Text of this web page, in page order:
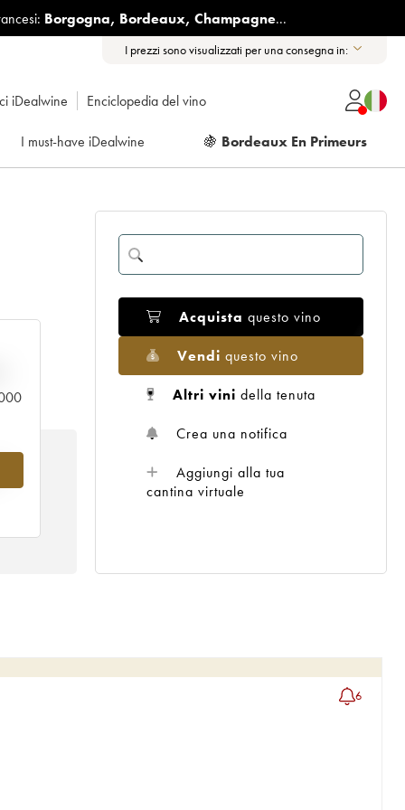
Borgogna, Bordeaux, Champagne...
I prezzi sono visualizzati per una consegna in:
iDealwine Enciclopedia del vino
I must-have iDealwine 🍇 Bordeaux En Primeurs
Acquista questo vino
Vendi questo vino
Altri vini della tenuta
Crea una notifica
Aggiungi alla tua
cantina virtuale
6